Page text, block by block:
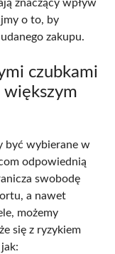
znaczący wpływ
o to, by
zakupu.
czubkami
być wybierane w
odpowiednią
swobodę
a nawet
możemy
się z ryzykiem